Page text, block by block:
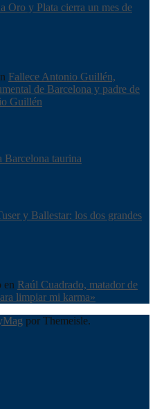
Oro y Plata cierra un mes de
Fallece Antonio Guillén,
de Barcelona y padre de
Guillén
Barcelona taurina
y Ballestar: los dos grandes
en Raúl Cuadrado, matador de
limpiar mi karma»
por Themeisle.